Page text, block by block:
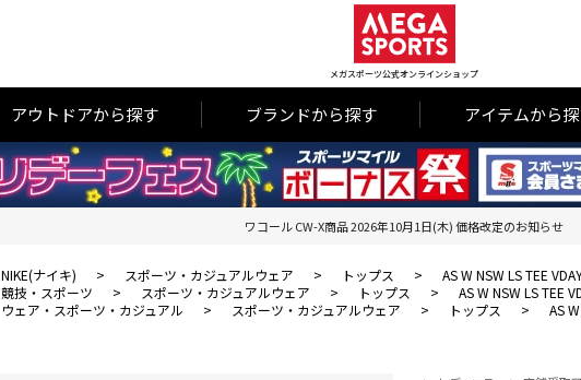
メガスポーツ公式オンラインショップ
アウトドアから探す ブランドから探す アイテムから
ワコール CW-X商品 2026年10月1日(木) 価格改定のお知らせ
NIKE(ナイキ) > スポーツ・カジュアルウェア > トップス >
AS W NSW LS TEE
競技・スポーツ > スポーツ・カジュアルウェア > トップス >
AS W NSW LS TEE
ウェア・スポーツ・カジュアル > スポーツ・カジュアルウェア > トップス > AS